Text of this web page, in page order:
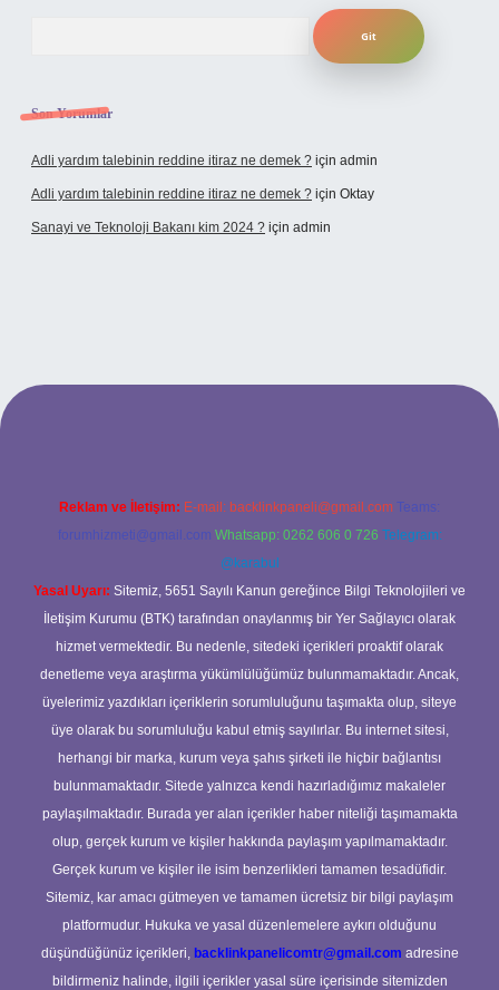
Son Yorumlar
Adli yardım talebinin reddine itiraz ne demek ? için admin
Adli yardım talebinin reddine itiraz ne demek ? için Oktay
Sanayi ve Teknoloji Bakanı kim 2024 ? için admin
Reklam ve İletişim: E-mail: backlinkpaneli@gmail.com Teams:
forumhizmeti@gmail.com Whatsapp: 0262 606 0 726 Telegram:
@karabul
Yasal Uyarı: Sitemiz, 5651 Sayılı Kanun gereğince Bilgi Teknolojileri ve
İletişim Kurumu (BTK) tarafından onaylanmış bir Yer Sağlayıcı olarak
hizmet vermektedir. Bu nedenle, sitedeki içerikleri proaktif olarak
denetleme veya araştırma yükümlülüğümüz bulunmamaktadır. Ancak,
üyelerimiz yazdıkları içeriklerin sorumluluğunu taşımakta olup, siteye
üye olarak bu sorumluluğu kabul etmiş sayılırlar. Bu internet sitesi,
herhangi bir marka, kurum veya şahıs şirketi ile hiçbir bağlantısı
bulunmamaktadır. Sitede yalnızca kendi hazırladığımız makaleler
paylaşılmaktadır. Burada yer alan içerikler haber niteliği taşımamakta
olup, gerçek kurum ve kişiler hakkında paylaşım yapılmamaktadır.
Gerçek kurum ve kişiler ile isim benzerlikleri tamamen tesadüfidir.
Sitemiz, kar amacı gütmeyen ve tamamen ücretsiz bir bilgi paylaşım
platformudur. Hukuka ve yasal düzenlemelere aykırı olduğunu
düşündüğünüz içerikleri, backlinkpanelicomtr@gmail.com adresine
bildirmeniz halinde, ilgili içerikler yasal süre içerisinde sitemizden